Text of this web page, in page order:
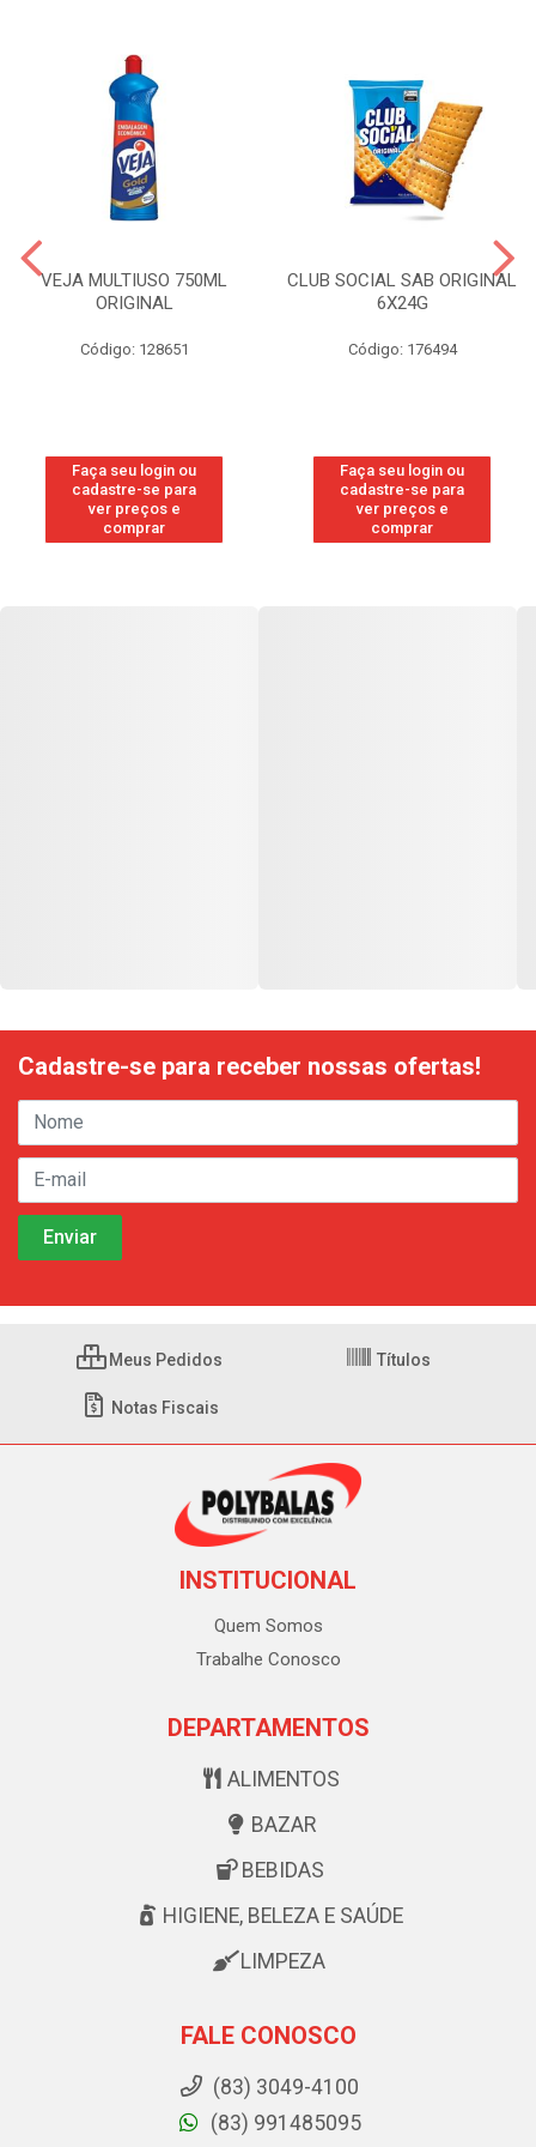
VEJA MULTIUSO 750ML
ORIGINAL
Código: 128651
Faça seu login ou
cadastre-se para
ver preços e
comprar
CLUB SOCIAL SAB ORIGINAL
6X24G
Código: 176494
Faça seu login ou
cadastre-se para
ver preços e
comprar
Cadastre-se para receber nossas ofertas!
Meus Pedidos Títulos
Notas Fiscais
INSTITUCIONAL
Quem Somos
Trabalhe Conosco
DEPARTAMENTOS
ALIMENTOS
BAZAR
BEBIDAS
HIGIENE, BELEZA E SAÚDE
LIMPEZA
FALE CONOSCO
(83) 3049-4100
(83) 991485095